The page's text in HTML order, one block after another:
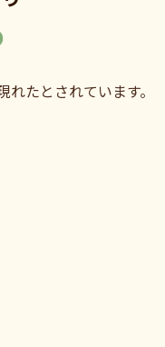
たとされています。